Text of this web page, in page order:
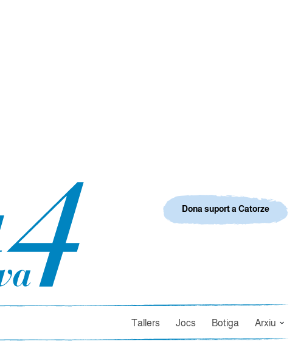
Tallers Jocs Botiga Arxiu
Dona suport a Catorze